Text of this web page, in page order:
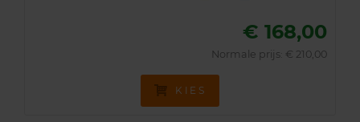
€ 168,00
Normale prijs: € 210,00
KIES